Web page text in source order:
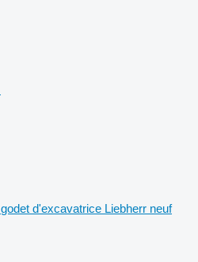
godet d'excavatrice Liebherr neuf